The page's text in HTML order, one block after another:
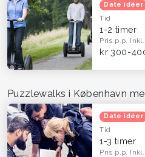
Date idéer
Tid
1-2 timer
Pris p.p.
kr 300-
Puzzlewalks i København
Date idéer
Tid
1-3 timer
Pris p.p.